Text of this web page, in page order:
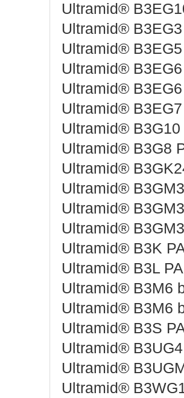
Ultramid®
Ultramid®
Ultramid®
Ultramid®
Ultramid®
Ultramid®
Ultramid®
Ultramid® B3G8
Ultramid®
Ultramid®
Ultramid®
Ultramid®
Ultramid® B3K
Ultramid® B3L
Ultramid® B3M6
Ultramid® B3M6
Ultramid® B3S
Ultramid®
Ultramid®
Ultramid®